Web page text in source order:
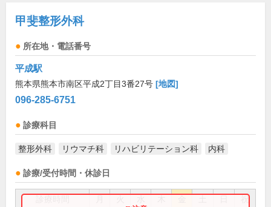
甲斐整形外科
所在地・電話番号
平成駅
熊本県熊本市南区平成2丁目3番27号 [地図]
096-285-6751
診療科目
整形外科 リウマチ科 リハビリテーション科 内科
診療/受付時間・休診日
祝